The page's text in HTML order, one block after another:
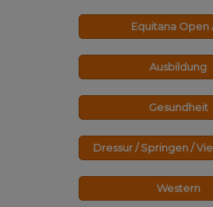
Equitana Open
Ausbildung
Gesundheit
Dressur / Springen /
Western